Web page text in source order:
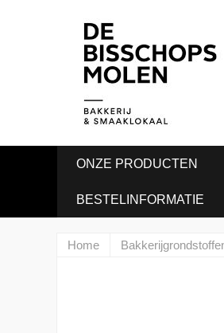
ONZE PRODUCTEN
BESTELINFORMATIE
Home